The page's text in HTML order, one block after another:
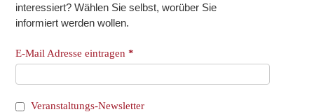
interessiert? Wählen Sie selbst, worüber Sie
informiert werden wollen.
E-Mail Adresse eintragen*
Veranstaltungs-Newsletter